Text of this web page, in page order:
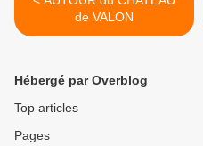
de VALON
Hébergé par Overblog
Top articles
Pages